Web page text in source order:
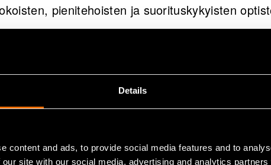
Details
content and ads, to provide social media features and to
site with our social media, advertising and analytics
pienitehoisten ja suorituskykyisten
monenlaisia sovelluksia ja voi
terveydenhuoltoon ja ympäristön
ja järjestelmien koon pienentyessä